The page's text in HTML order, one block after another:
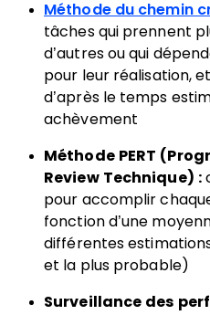
Méthode du chemin
tâches qui prennent
d’autres ou qui
pour leur réalisation,
d’après le temps
achèvement
Méthode PERT
Review Technique) :
pour accomplir
fonction d’une
différentes
et la plus probable)
Surveillance des